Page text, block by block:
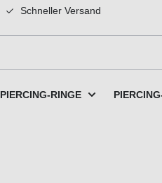
Schneller Versand
PIERCING-RINGE